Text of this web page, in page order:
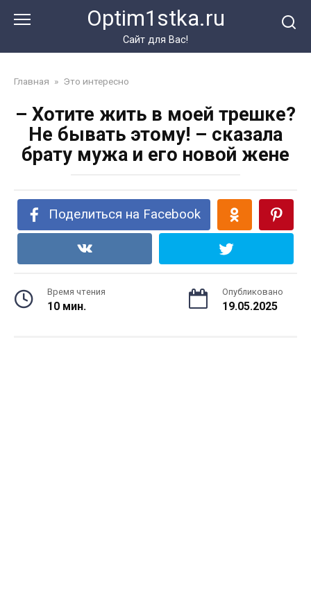
Optim1stka.ru
Сайт для Вас!
Главная » Это интересно
– Хотите жить в моей трешке?
Не бывать этому! – сказала
брату мужа и его новой жене
Поделиться на Facebook
Время чтения
10 мин.
Опубликовано
19.05.2025